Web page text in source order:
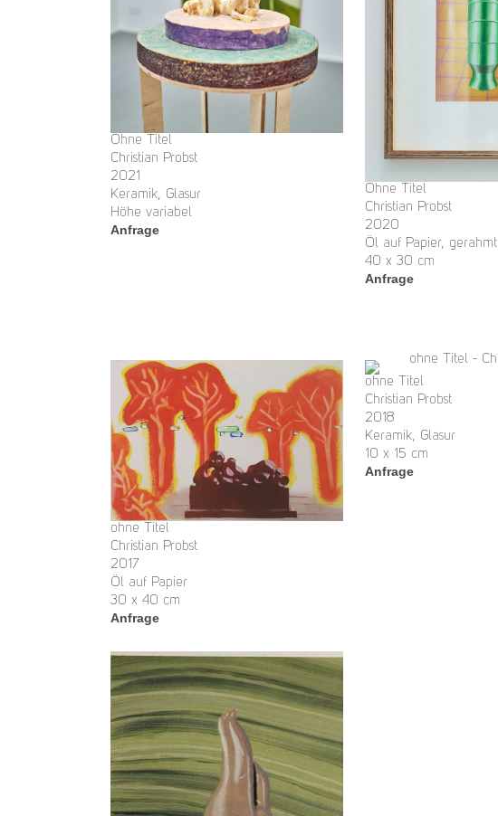
Ohne Titel
Christian Probst
2021
Keramik, Glasur
Höhe variabel
Anfrage
Ohne Titel
Christian Probst
2020
Öl auf Papier, gerahmt
40 x 30 cm
Anfrage
ohne Titel
Christian Probst
2017
Öl auf Papier
30 x 40 cm
Anfrage
ohne Titel
Christian Probst
2018
Keramik, Glasur
10 x 15 cm
Anfrage